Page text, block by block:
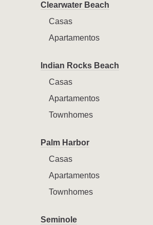
Clearwater Beach
Casas
Apartamentos
Indian Rocks Beach
Casas
Apartamentos
Townhomes
Palm Harbor
Casas
Apartamentos
Townhomes
Seminole